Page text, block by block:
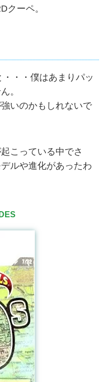
クーペ。
・・僕はあまりパッ
。
いのかもしれないで
こっている中でさ
ルや進化があったわ